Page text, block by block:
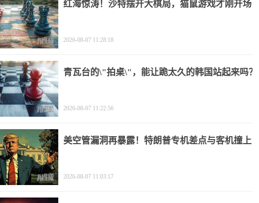
红海惊涛！沙特摆开大棋局，猫鼠游戏才刚开场
2026-08-07 11:28:18
青瓦台的\"拍桌\"，能让跪太久的韩国站起来吗？
2026-08-07 11:22:56
美空管漏洞再暴露！特朗普专机差点与客机撞上
2026-08-07 11:03:17